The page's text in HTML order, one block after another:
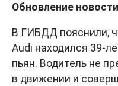
Обновление
В ГИБДД пояснили,
Audi находился 39-
пьян. Водитель не
в движении и